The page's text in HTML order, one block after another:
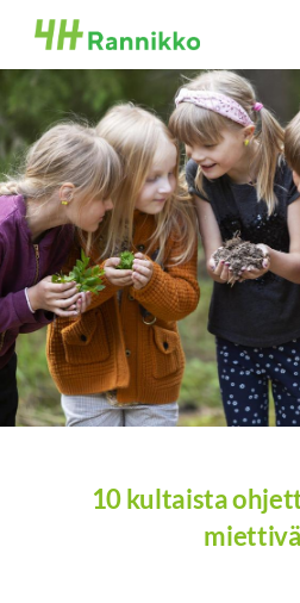
Siirry
sivun
sisältöön
Rannikon 4H-yhdistys
10 kultaista